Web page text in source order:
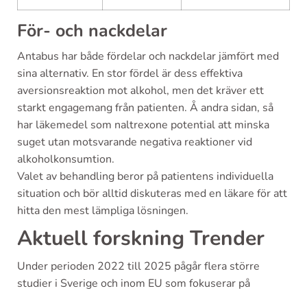
För- och nackdelar
Antabus har både fördelar och nackdelar jämfört med
sina alternativ. En stor fördel är dess effektiva
aversionsreaktion mot alkohol, men det kräver ett
starkt engagemang från patienten. Å andra sidan, så
har läkemedel som naltrexone potential att minska
suget utan motsvarande negativa reaktioner vid
alkoholkonsumtion.
Valet av behandling beror på patientens individuella
situation och bör alltid diskuteras med en läkare för att
hitta den mest lämpliga lösningen.
Aktuell forskning Trender
Under perioden 2022 till 2025 pågår flera större
studier i Sverige och inom EU som fokuserar på